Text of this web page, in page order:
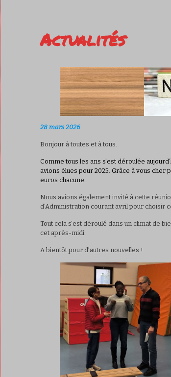
Actualités
28 mars 2026
Bonjour à toutes et à tous.
Comme tous les ans s’est déroulée
avions élues pour 2025. Grâce à vous
euros chacune.
Nous avions également invité à cette
d’Administration courant avril pour choisir
Tout cela s’est déroulé dans un climat de
cet après-midi.
A bientôt pour d’autres nouvelles !